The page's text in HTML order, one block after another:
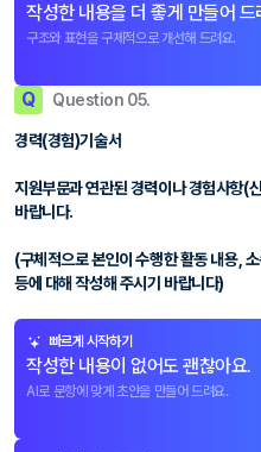
작성한 내용을 더 좋게 만들어 드
구조와 표현을 구체적으로 개선해 드려요.
Q Question 05.
경력(경험)기술서
지원부문과 연관된 경력이나 경험사항(
바랍니다.
(구체적으로 본인이 수행한 활동 내용,
등에 대해 작성해 주시기 바랍니다)
빠르게 시작하기
작성한 내용이 없어도 괜찮아요.
AI로 문항에 맞게 초안을 만들어 드려요.